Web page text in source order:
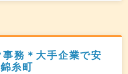
務＊大手企業で安
糸町